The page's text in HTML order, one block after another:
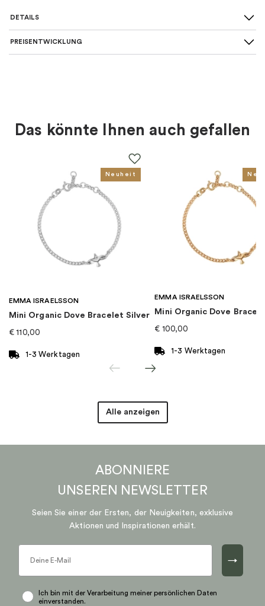
DETAILS
SKU
Damen, Kinder
: 5700302819809
Kollektion
Marke: PANDORA
PREISENTWICKLUNG
Das könnte Ihnen auch gefallen
Neuheit
EMMA ISRAELSSON
Mini Organic Dove Bracelet Silver
€ 110,00
1-3 Werktagen
EMMA ISRAELSSON
Mini Organic Dove
€ 100,00
1-3 Werktagen
Alle anzeigen
ABONNIERE
UNSEREN NEWSLETTER
Seien Sie einer der Ersten, der Neuigkeiten, exklusive
Aktionen und Inspirationen erhält.
→
Ich bin mit der Verarbeitung meiner persönlichen Daten
einverstanden.